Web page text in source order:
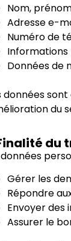
Nom,
Adresse e-
Numéro de
Informations
Données de
données
du
du
données
Gérer les
Répondre
Envoyer des
Assurer le